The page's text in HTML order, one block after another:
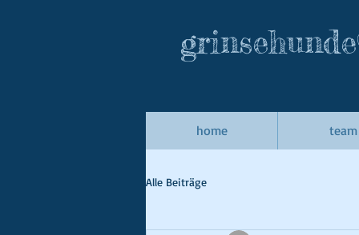
home team
Alle Beiträge